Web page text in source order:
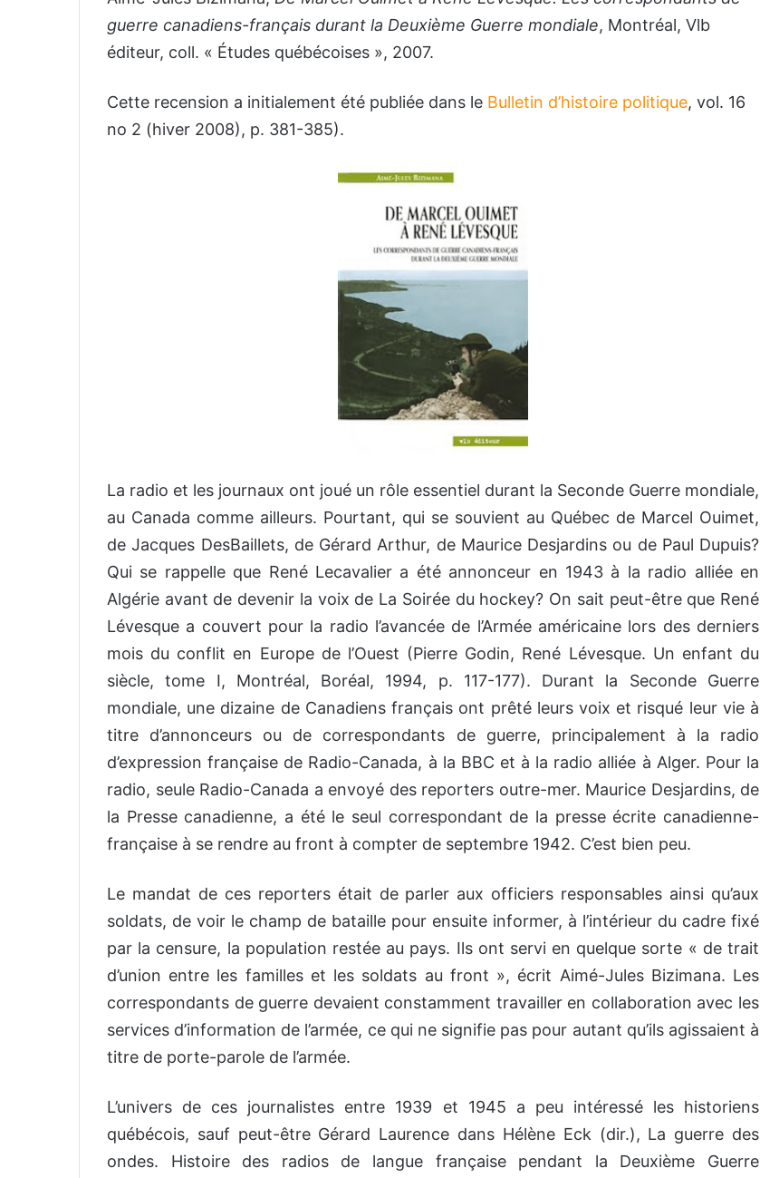
guerre canadiens-français durant la Deuxième Guerre mondiale, Montréal, Vlb
éditeur, coll. « Études québécoises », 2007.
Cette recension a initialement été publiée dans le Bulletin d’histoire politique, vol. 16
no 2 (hiver 2008), p. 381-385).
La radio et les journaux ont joué un rôle essentiel durant la Seconde Guerre mondiale,
au Canada comme ailleurs. Pourtant, qui se souvient au Québec de Marcel Ouimet,
de Jacques DesBaillets, de Gérard Arthur, de Maurice Desjardins ou de Paul Dupuis?
Qui se rappelle que René Lecavalier a été annonceur en 1943 à la radio alliée en
Algérie avant de devenir la voix de La Soirée du hockey? On sait peut-être que René
Lévesque a couvert pour la radio l’avancée de l’Armée américaine lors des derniers
mois du conflit en Europe de l’Ouest (Pierre Godin, René Lévesque. Un enfant du
siècle, tome I, Montréal, Boréal, 1994, p. 117-177). Durant la Seconde Guerre
mondiale, une dizaine de Canadiens français ont prêté leurs voix et risqué leur vie à
titre d’annonceurs ou de correspondants de guerre, principalement à la radio
d’expression française de Radio-Canada, à la BBC et à la radio alliée à Alger. Pour la
radio, seule Radio-Canada a envoyé des reporters outre-mer. Maurice Desjardins, de
la Presse canadienne, a été le seul correspondant de la presse écrite canadienne-
française à se rendre au front à compter de septembre 1942. C’est bien peu.
Le mandat de ces reporters était de parler aux officiers responsables ainsi qu’aux
soldats, de voir le champ de bataille pour ensuite informer, à l’intérieur du cadre fixé
par la censure, la population restée au pays. Ils ont servi en quelque sorte « de trait
d’union entre les familles et les soldats au front », écrit Aimé-Jules Bizimana. Les
correspondants de guerre devaient constamment travailler en collaboration avec les
services d’information de l’armée, ce qui ne signifie pas pour autant qu’ils agissaient à
titre de porte-parole de l’armée.
L’univers de ces journalistes entre 1939 et 1945 a peu intéressé les historiens
québécois, sauf peut-être Gérard Laurence dans Hélène Eck (dir.), La guerre des
ondes. Histoire des radios de langue française pendant la Deuxième Guerre